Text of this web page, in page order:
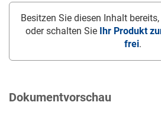
Besitzen Sie diesen Inhalt bereits,
oder schalten Sie Ihr Produkt
frei.
Dokumentvorschau